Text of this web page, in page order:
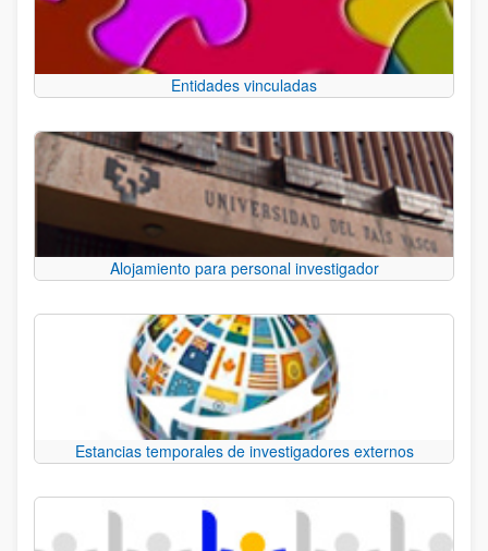
Entidades vinculadas
Alojamiento para personal investigador
Estancias temporales de investigadores externos